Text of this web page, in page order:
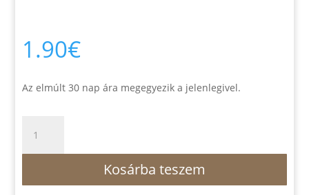
1.90€
Az elmúlt 30 nap ára megegyezik a jelenlegivel.
blok
–
A6,
Kosárba teszem